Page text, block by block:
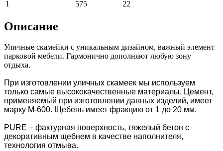
1
575 22
Описание
Уличные скамейки с уникальным дизайном, важный элемент
парковой мебели. Гармонично дополняют любую зону
отдыха.
При изготовлении уличных скамеек мы используем
только самые высококачественные материалы. Цемент,
применяемый при изготовлении данных изделий, имеет
марку М-600. Щебень имеет фракцию от 1 до 20 мм.
PURE – фактурная поверхность, тяжелый бетон с
декоративным щебнем в качестве наполнителя,
технология отмыва.